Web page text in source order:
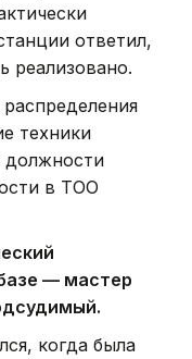
ответил,
реализовано.
техники
должности
в ТОО
— мастер
когда была